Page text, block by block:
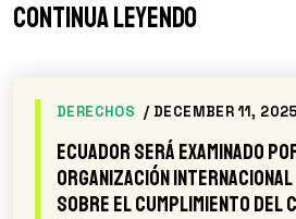
Continua leyendo
DERECHOS / DECEMBER 9, 2025
Encuentro de Experiencias
Guardias Indígenas para el
Territorio y Cultura 2025